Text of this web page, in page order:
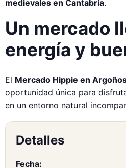
medievales en Cantabria.
Un mercado
energía y
El Mercado Hippie en
oportunidad única para
en un entorno natural
Detalles
Fecha: